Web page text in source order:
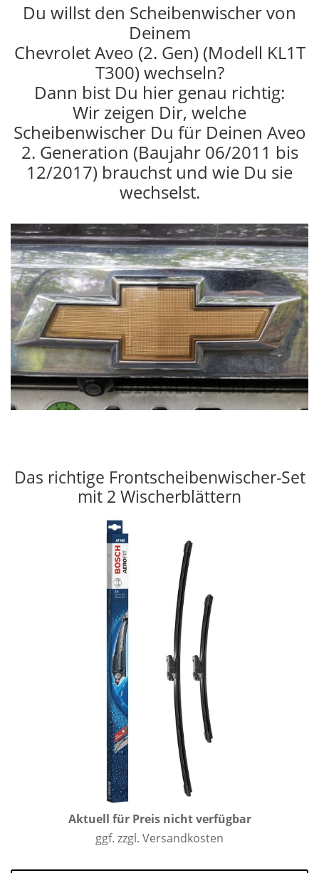
Du willst den Scheibenwischer von
Deinem
Chevrolet Aveo (2. Gen) (Modell KL1T
T300) wechseln?
Dann bist Du hier genau richtig:
Wir zeigen Dir, welche
Scheibenwischer Du für Deinen Aveo
2. Generation (Baujahr 06/2011 bis
12/2017) brauchst und wie Du sie
wechselst.
Das richtige Frontscheibenwischer-Set
mit 2 Wischerblättern
Aktuell für Preis nicht verfügbar
ggf. zzgl. Versandkosten